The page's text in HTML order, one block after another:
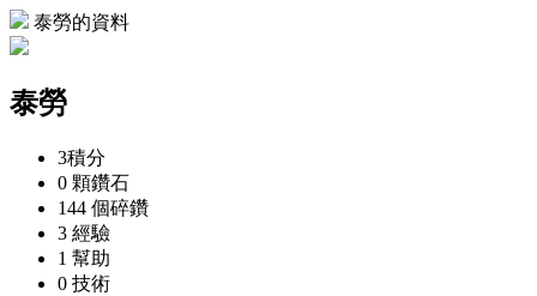
泰勞的資料
泰勞
3積分
0 顆鑽石
144 個碎鑽
3 經驗
1 幫助
0 技術